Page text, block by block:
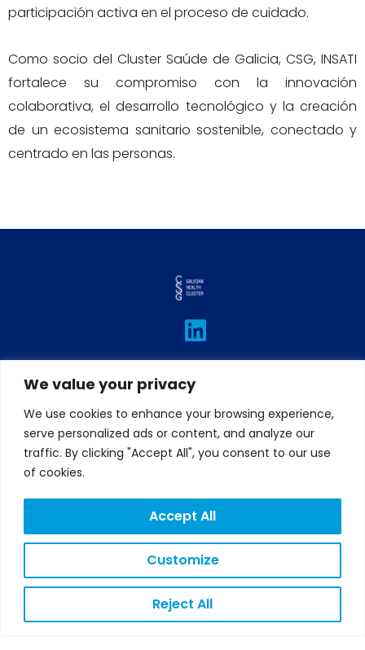
We value your privacy
We use cookies to enhance your browsing experience,
serve personalized ads or content, and analyze our
traffic. By clicking "Accept All", you consent to our use
of cookies.
Customize
Reject All
Accept All
participación activa en el proceso de cuidado.
Como socio del Cluster Saúde de Galicia, CSG, INSATI
fortalece su compromiso con la innovación
colaborativa, el desarrollo tecnológico y la creación
de un ecosistema sanitario sostenible, conectado y
centrado en las personas.
L
i
n
k
e
d
i
I
n
s
t
a
g
r
m
T
w
i
t
t
e
r
F
a
c
e
b
o
o
Y
o
u
t
u
b
e
LEGAL
NOTICE
PRIVACY
POLICY